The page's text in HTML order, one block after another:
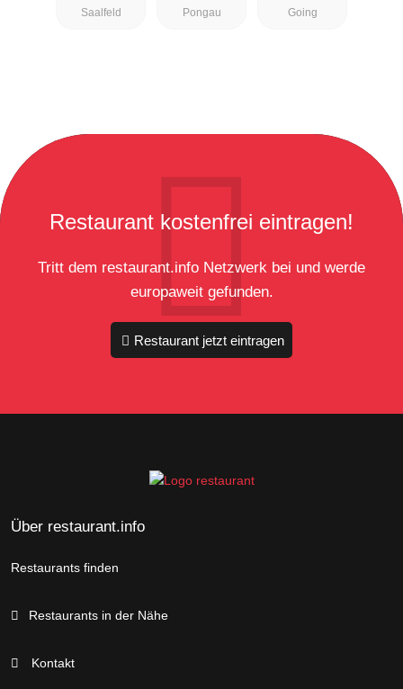
Saalfeld
Pongau
Going
Restaurant kostenfrei eintragen!
Tritt dem restaurant.info Netzwerk bei und werde
europaweit gefunden.
Restaurant jetzt eintragen
Über restaurant.info
Restaurants finden
Restaurants in der Nähe
Kontakt